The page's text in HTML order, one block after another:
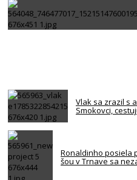
Vlak sa zrazil s
Smokovci,
Ronaldinho posiela
šou v Trnave sa